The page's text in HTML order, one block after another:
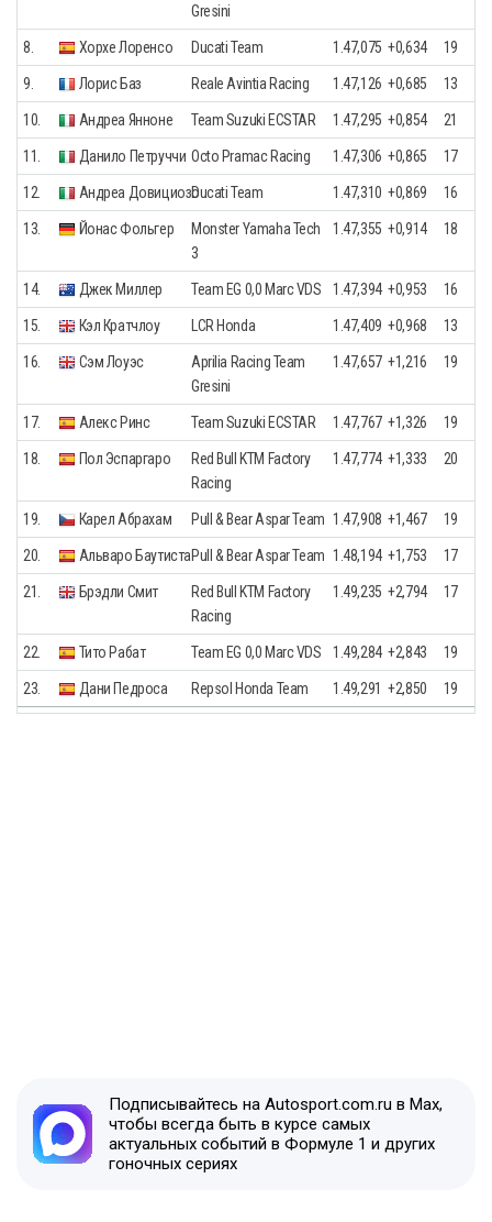
Gresini
8. Хорхе Лоренсо Ducati Team 1.47,075 +0,634 19
9. Лорис Баз Reale Avintia Racing 1.47,126 +0,685 13
10. Андреа Янноне Team Suzuki ECSTAR 1.47,295 +0,854 21
11. Данило Петруччи Octo Pramac Racing 1.47,306 +0,865 17
12. Андреа ДовициозоDucati Team 1.47,310 +0,869 16
13. Йонас Фольгер
Monster Yamaha Tech
3
1.47,355 +0,914 18
14. Джек Миллер Team EG 0,0 Marc VDS 1.47,394 +0,953 16
15. Кэл Кратчлоу LCR Honda 1.47,409 +0,968 13
16. Сэм Лоуэс
Aprilia Racing Team
Gresini
1.47,657 +1,216 19
17. Алекс Ринс Team Suzuki ECSTAR 1.47,767 +1,326 19
18. Пол Эспаргаро
Red Bull KTM Factory
Racing
1.47,774 +1,333 20
19. Карел Абрахам Pull & Bear Aspar Team 1.47,908 +1,467 19
20. Альваро БаутистаPull & Bear Aspar Team 1.48,194 +1,753 17
21. Брэдли Смит
Red Bull KTM Factory
Racing
1.49,235 +2,794 17
22. Тито Рабат Team EG 0,0 Marc VDS 1.49,284 +2,843 19
23. Дани Педроса Repsol Honda Team 1.49,291 +2,850 19
Подписывайтесь на Autosport.com.ru в Max,
чтобы всегда быть в курсе самых
актуальных событий в Формуле 1 и других
гоночных сериях